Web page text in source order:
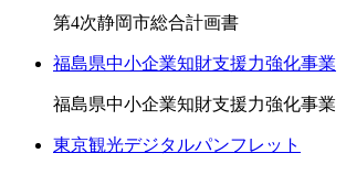
第4次静岡市総合計画書
福島県中小企業知財支援力強化事業
福島県中小企業知財支援力強化事業
東京観光デジタルパンフレット